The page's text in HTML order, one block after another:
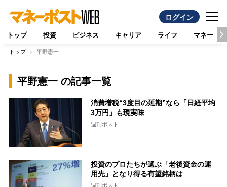
ログイン
トップ 投資 ビジネス キャリア ライフ マネー
トップ 平野憲一
平野憲一 の記事一覧
消費増税“3度目の延期”なら「日経平均
3万円」も現実味
週刊ポスト
投資のプロたちが選ぶ「老後資金の運
用先」となり得る有望銘柄は
週刊ポスト